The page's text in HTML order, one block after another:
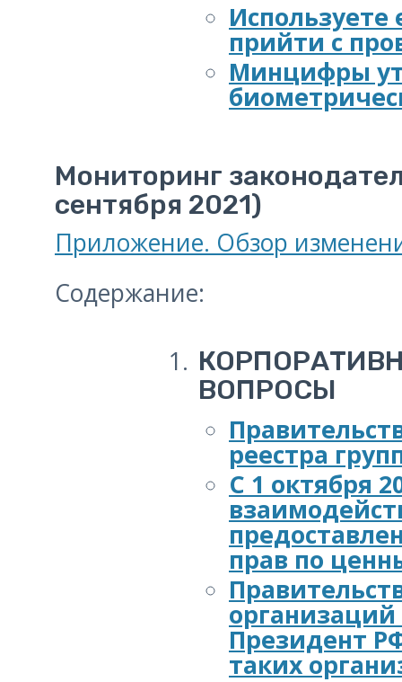
прийти с
Минцифры
Мониторинг
сентября 2021)
Приложение. Обзор
Содержание:
ВОПРОСЫ
реестра
С 1 октября
прав по
Президент
таких